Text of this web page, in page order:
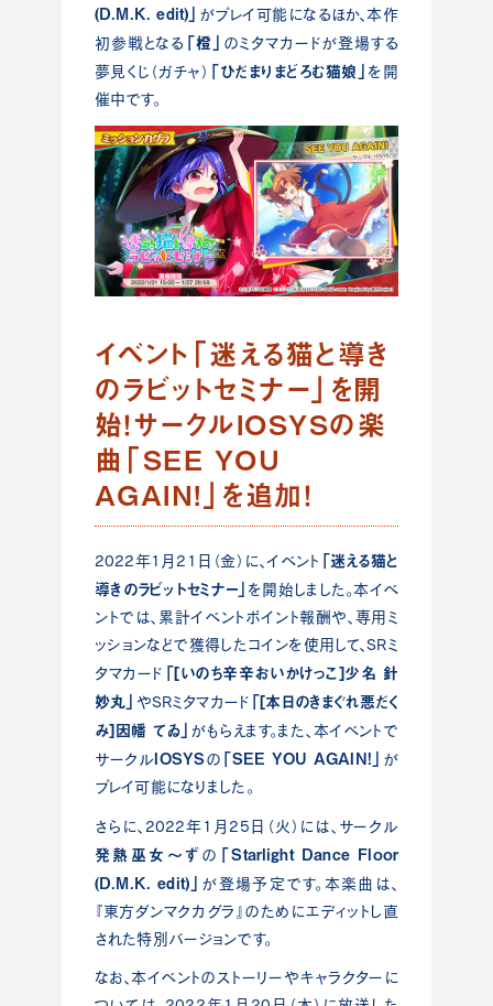
(D.M.K. edit)」 がプレイ可能になるほか、本作
初参戦となる 「橙」 のミタマカードが登場する
夢見くじ（ガチャ） 「ひだまりまどろむ猫娘」 を開
催中です。
イベント「迷える猫と導き
のラビットセミナー」を開
始！サークルIOSYSの楽
曲「SEE YOU
AGAIN!」を追加！
2022年1月21日（金）に、イベント 「迷える猫と
導きのラビットセミナー」 を開始しました。本イベ
ントでは、累計イベントポイント報酬や、専用ミ
ッションなどで獲得したコインを使用して、SRミ
タマカード 「[いのち辛辛おいかけっこ]少名 針
妙丸」 やSRミタマカード 「[本日のきまぐれ悪だく
み]因幡 てゐ」 がもらえます。また、本イベントで
サークルIOSYS の 「SEE YOU AGAIN!」 が
プレイ可能になりました。
さらに、2022年1月25日（火）には、サークル
発熱巫女～ず の 「Starlight Dance Floor
(D.M.K. edit)」 が登場予定です。本楽曲は、
『東方ダンマクカグラ』のためにエディットし直
された特別バージョンです。
なお、本イベントのストーリーやキャラクターに